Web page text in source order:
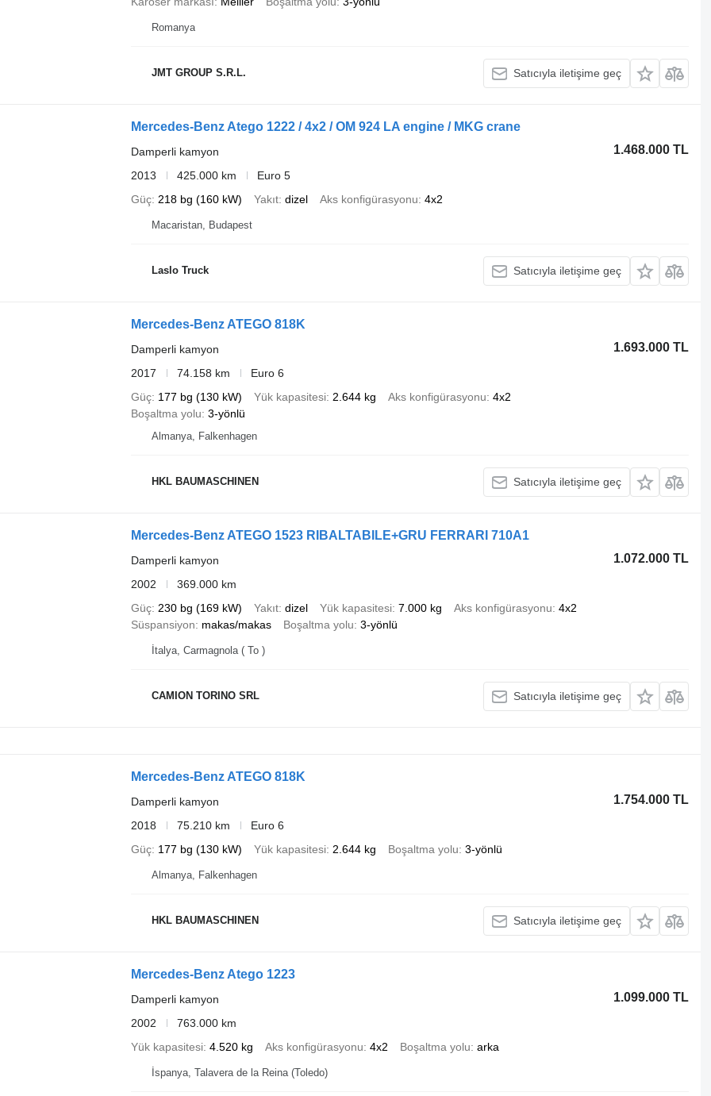
Romanya
JMT GROUP S.R.L. Satıcıyla iletişime geç
Mercedes-Benz Atego 1222 / 4x2 / OM 924 LA engine / MKG crane
1.468.000 TL
Damperli kamyon
2013
425.000 km
Euro 5
Güç 218 bg (160 kW) Yakıt dizel Aks konfigürasyonu 4x2
Macaristan, Budapest
Laslo Truck Satıcıyla iletişime geç
Mercedes-Benz ATEGO 818K
1.693.000 TL
Damperli kamyon
2017
74.158 km
Euro 6
Güç 177 bg (130 kW) Yük kapasitesi 2.644 kg Aks konfigürasyonu 4x2
Boşaltma yolu 3-yönlü
Almanya, Falkenhagen
HKL BAUMASCHINEN Satıcıyla iletişime geç
Mercedes-Benz ATEGO 1523 RIBALTABILE+GRU FERRARI 710A1
1.072.000 TL
Damperli kamyon
2002
369.000 km
Güç 230 bg (169 kW) Yakıt dizel Yük kapasitesi 7.000 kg Aks konfigürasyonu 4x2
Süspansiyon
makas/makas Boşaltma yolu 3-yönlü
İtalya, Carmagnola ( To )
CAMION TORINO SRL Satıcıyla iletişime geç
Mercedes-Benz ATEGO 818K
1.754.000 TL
Damperli kamyon
2018
75.210 km
Euro 6
Güç 177 bg (130 kW) Yük kapasitesi 2.644 kg Boşaltma yolu 3-yönlü
Almanya, Falkenhagen
HKL BAUMASCHINEN Satıcıyla iletişime geç
Mercedes-Benz Atego 1223
1.099.000 TL
Damperli kamyon
2002
763.000 km
Yük kapasitesi 4.520 kg Aks konfigürasyonu 4x2 Boşaltma yolu arka
İspanya, Talavera de la Reina (Toledo)